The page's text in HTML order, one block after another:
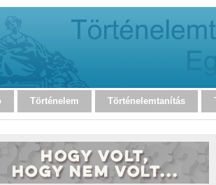
Történelem Történelemtanítás